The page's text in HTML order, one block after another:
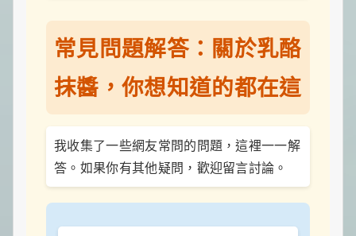
常見問題解答：關於乳酪
抹醬，你想知道的都在這
我收集了一些網友常問的問題，這裡一一解
答。如果你有其他疑問，歡迎留言討論。